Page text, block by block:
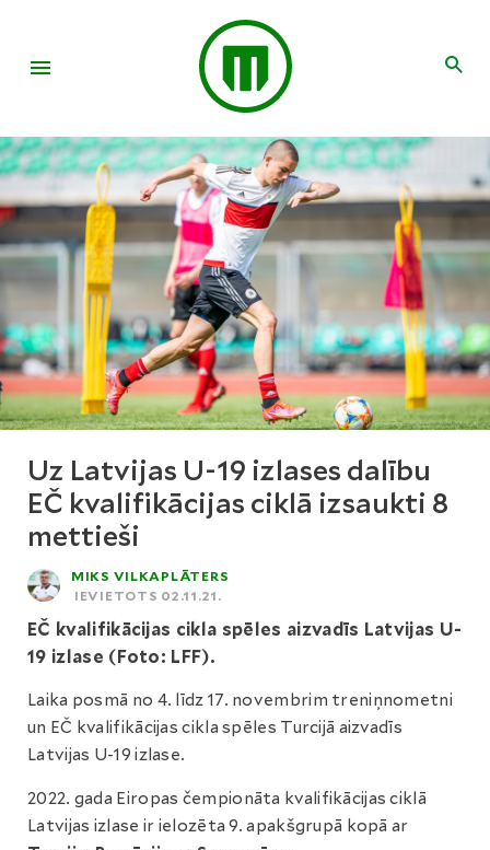
Uz Latvijas U-19 izlases dalību
EČ kvalifikācijas ciklā izsaukti 8
mettieši
MIKS VILKAPLĀTERS
IEVIETOTS 02.11.21.
EČ kvalifikācijas cikla spēles aizvadīs Latvijas U-
19 izlase (Foto: LFF).
Laika posmā no 4. līdz 17. novembrim treniņnometni
un EČ kvalifikācijas cikla spēles Turcijā aizvadīs
Latvijas U-19 izlase.
2022. gada Eiropas čempionāta kvalifikācijas ciklā
Latvijas izlase ir ielozēta 9. apakšgrupā kopā ar